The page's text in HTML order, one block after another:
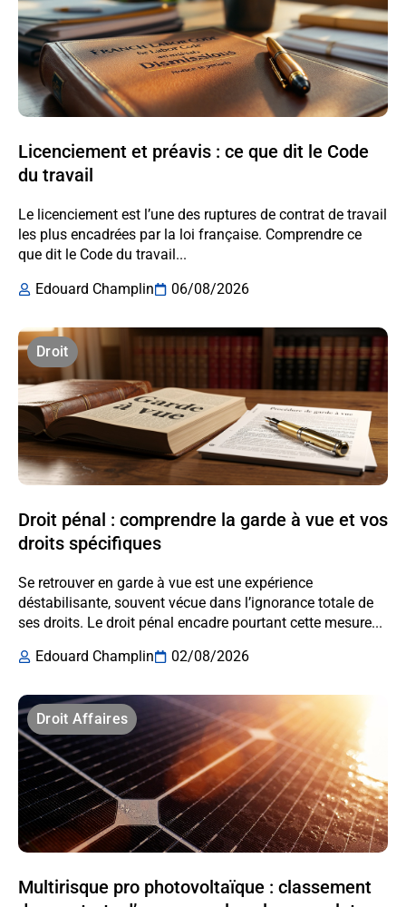
Licenciement et préavis : ce que dit le Code
du travail
Le licenciement est l’une des ruptures de contrat de travail
les plus encadrées par la loi française. Comprendre ce
que dit le Code du travail...
Edouard Champlin
06/08/2026
Droit
Droit pénal : comprendre la garde à vue et vos
droits spécifiques
Se retrouver en garde à vue est une expérience
déstabilisante, souvent vécue dans l’ignorance totale de
ses droits. Le droit pénal encadre pourtant cette mesure...
Edouard Champlin
02/08/2026
Droit Affaires
Multirisque pro photovoltaïque : classement